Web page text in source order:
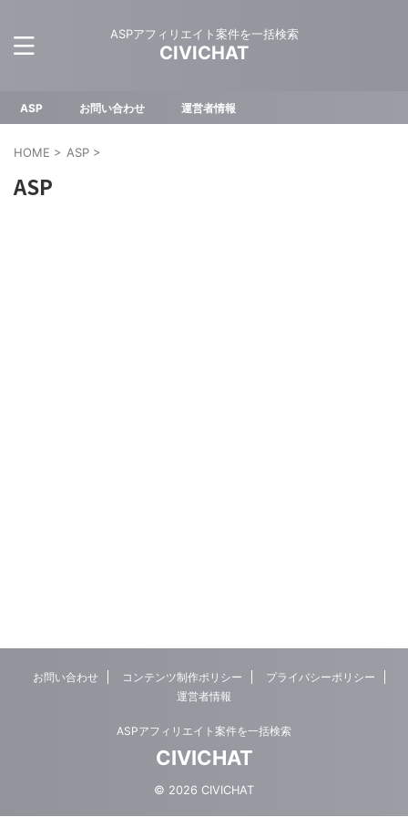
ASPアフィリエイト案件を一括検索
CIVICHAT
ASP お問い合わせ 運営者情報
HOME > ASP >
ASP
お問い合わせ コンテンツ制作ポリシー
プライバシーポリシー
運営者情報
ASPアフィリエイト案件を一括検索
CIVICHAT
© 2026 CIVICHAT